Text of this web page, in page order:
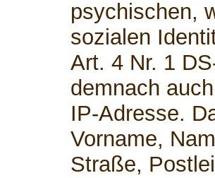
psychischen,
sozialen
Art. 4 Nr. 1
demnach
IP-Adresse.
Vorname,
Straße,